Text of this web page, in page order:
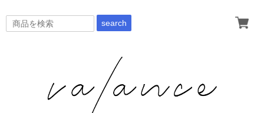
search